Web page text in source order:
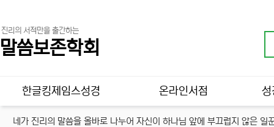
진리의 서적만을 출간하는
말씀보존학회
메인 메뉴
한글킹제임스성경 온라인서점 성
네가 진리의 말씀을 올바로 나누어 자신이 하나님 앞에 부끄럽지 않은